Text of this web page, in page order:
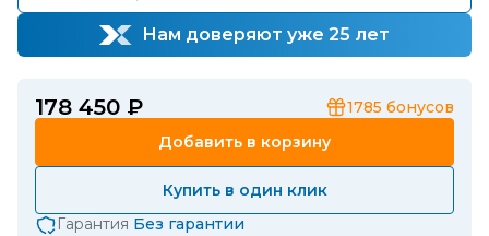
Нам доверяют уже 25 лет
178 450 ₽ 1785 бонусов
Добавить в корзину
Купить в один клик
Гарантия Без гарантии